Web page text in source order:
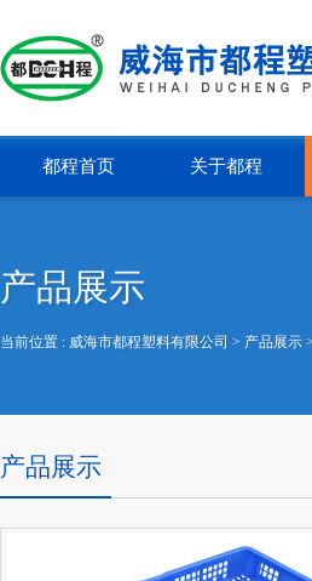
都程首页 关于都程
产品展示
当前位置 : 威海市都程塑料有限公司 > 产品展示 >
产品展示